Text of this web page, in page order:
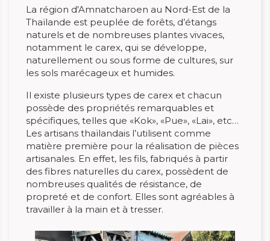
La région d'Amnatcharoen au Nord-Est de la
Thaïlande est peuplée de forêts, d’étangs
naturels et de nombreuses plantes vivaces,
notamment le carex, qui se développe,
naturellement ou sous forme de cultures, sur
les sols marécageux et humides.
Il existe plusieurs types de carex et chacun
possède des propriétés remarquables et
spécifiques, telles que «Kok», «Pue», «Lai», etc…
Les artisans thaïlandais l’utilisent comme
matière première pour la réalisation de pièces
artisanales. En effet, les fils, fabriqués à partir
des fibres naturelles du carex, possèdent de
nombreuses qualités de résistance, de
propreté et de confort. Elles sont agréables à
travailler à la main et à tresser.